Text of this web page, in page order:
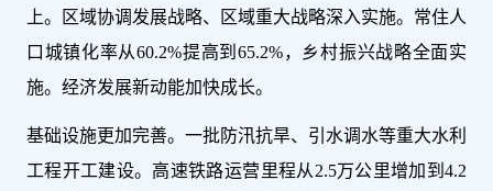
上。区域协调发展战略、区域重大战略深入实施。常住人
口城镇化率从60.2%提高到65.2%，乡村振兴战略全面实
施。经济发展新动能加快成长。
基础设施更加完善。一批防汛抗旱、引水调水等重大水利
工程开工建设。高速铁路运营里程从2.5万公里增加到4.2